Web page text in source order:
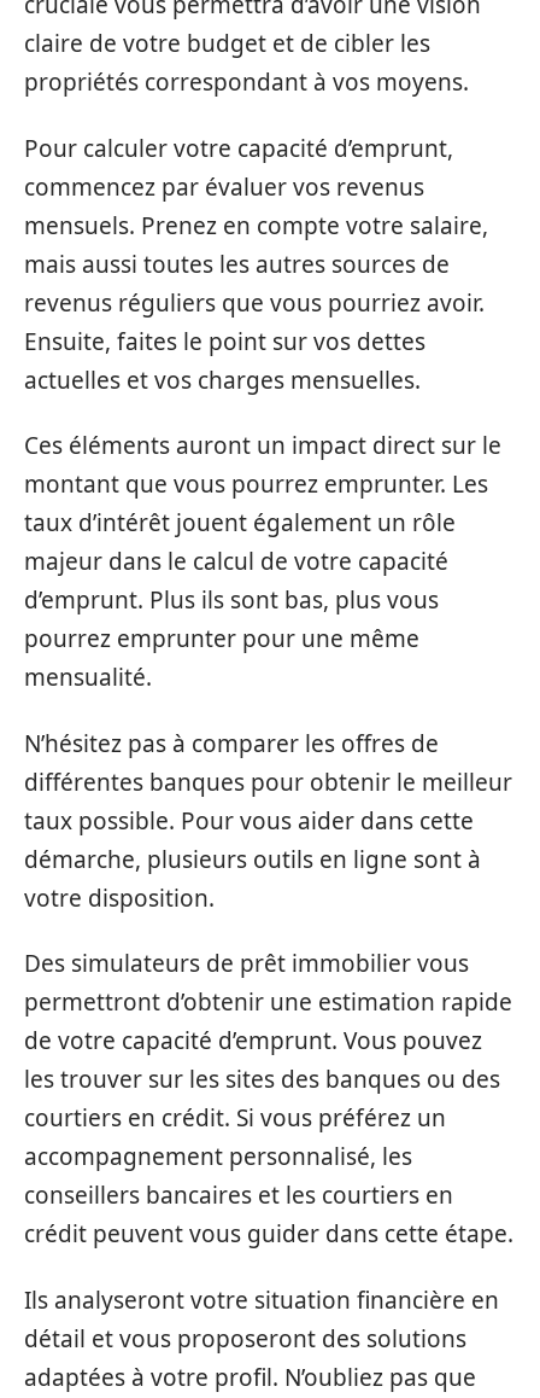
claire de votre budget et de cibler les
propriétés correspondant à vos moyens.
Pour calculer votre capacité d’emprunt,
commencez par évaluer vos revenus
mensuels. Prenez en compte votre salaire,
mais aussi toutes les autres sources de
revenus réguliers que vous pourriez avoir.
Ensuite, faites le point sur vos dettes
actuelles et vos charges mensuelles.
Ces éléments auront un impact direct sur le
montant que vous pourrez emprunter. Les
taux d’intérêt jouent également un rôle
majeur dans le calcul de votre capacité
d’emprunt. Plus ils sont bas, plus vous
pourrez emprunter pour une même
mensualité.
N’hésitez pas à comparer les offres de
différentes banques pour obtenir le meilleur
taux possible. Pour vous aider dans cette
démarche, plusieurs outils en ligne sont à
votre disposition.
Des simulateurs de prêt immobilier vous
permettront d’obtenir une estimation rapide
de votre capacité d’emprunt. Vous pouvez
les trouver sur les sites des banques ou des
courtiers en crédit. Si vous préférez un
accompagnement personnalisé, les
conseillers bancaires et les courtiers en
crédit peuvent vous guider dans cette étape.
Ils analyseront votre situation financière en
détail et vous proposeront des solutions
adaptées à votre profil. N’oubliez pas que